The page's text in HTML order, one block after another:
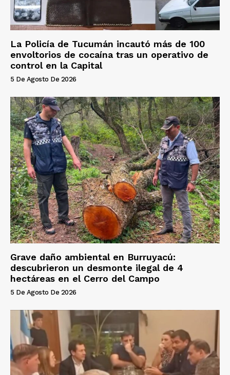
La Policía de Tucumán incautó más de 100
envoltorios de cocaína tras un operativo de
control en la Capital
5 De Agosto De 2026
Grave daño ambiental en Burruyacú:
descubrieron un desmonte ilegal de 4
hectáreas en el Cerro del Campo
5 De Agosto De 2026